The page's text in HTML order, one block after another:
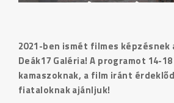
2021-ben ismét filmes
Deák17 Galéria! A programot 14-
kamaszoknak, a film iránt
fiataloknak ajánljuk!